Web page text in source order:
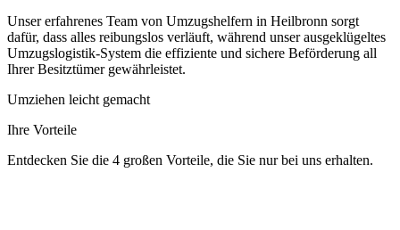
Unser erfahrenes Team von Umzugshelfern in Heilbronn sorgt
dafür, dass alles reibungslos verläuft, während unser ausgeklügeltes
Umzugslogistik-System die effiziente und sichere Beförderung all
Ihrer Besitztümer gewährleistet.
Umziehen leicht gemacht
Ihre Vorteile
Entdecken Sie die 4 großen Vorteile, die Sie nur bei uns erhalten.